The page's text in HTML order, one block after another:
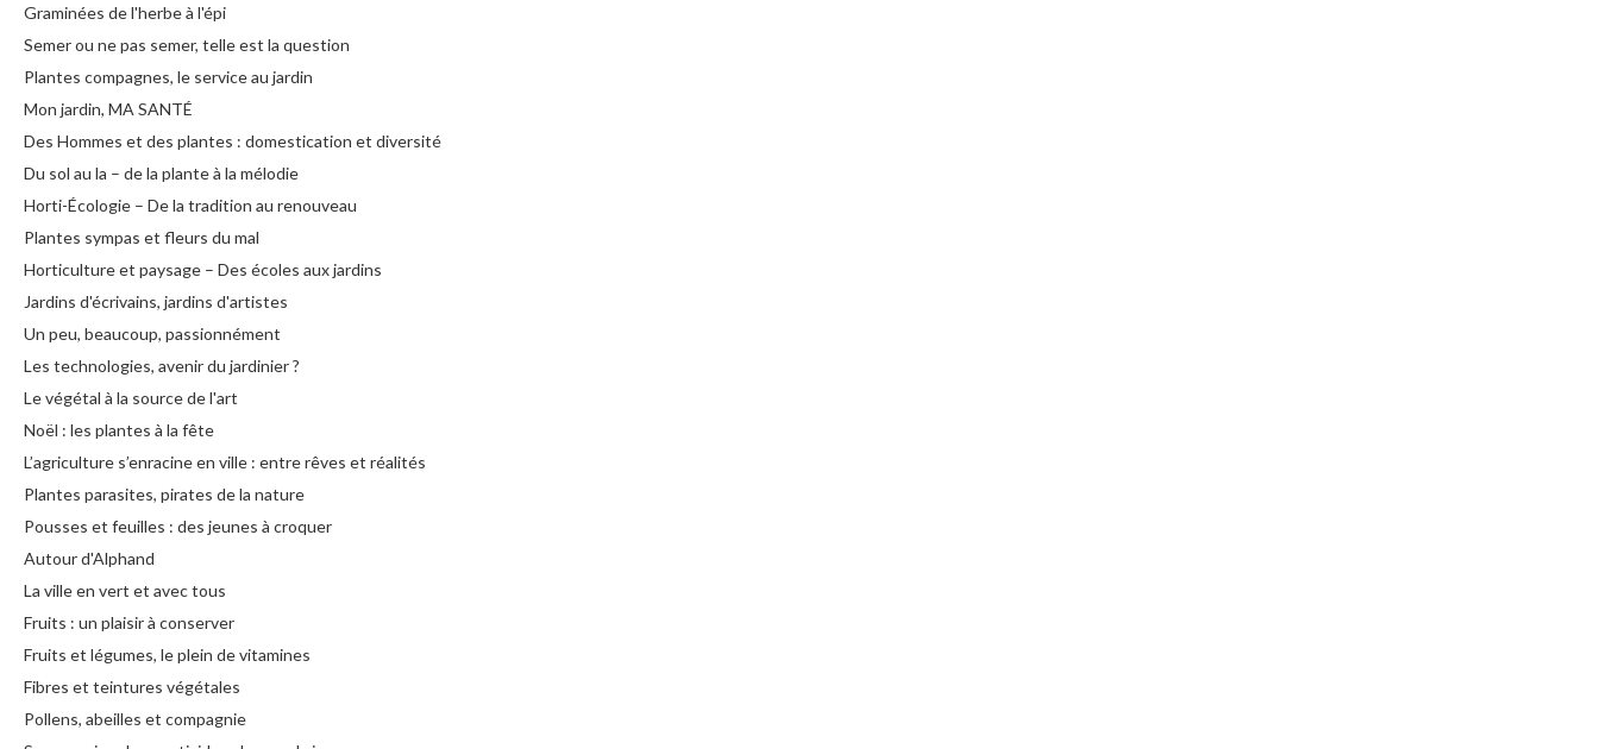
Graminées de l'herbe à l'épi
Semer ou ne pas semer, telle est la question
Plantes compagnes, le service au jardin
Mon jardin, MA SANTÉ
Des Hommes et des plantes : domestication et diversité
Du sol au la – de la plante à la mélodie
Horti-Écologie – De la tradition au renouveau
Plantes sympas et fleurs du mal
Horticulture et paysage – Des écoles aux jardins
Jardins d'écrivains, jardins d'artistes
Un peu, beaucoup, passionnément
Les technologies, avenir du jardinier ?
Le végétal à la source de l'art
Noël : les plantes à la fête
L’agriculture s’enracine en ville : entre rêves et réalités
Plantes parasites, pirates de la nature
Pousses et feuilles : des jeunes à croquer
Autour d'Alphand
La ville en vert et avec tous
Fruits : un plaisir à conserver
Fruits et légumes, le plein de vitamines
Fibres et teintures végétales
Pollens, abeilles et compagnie